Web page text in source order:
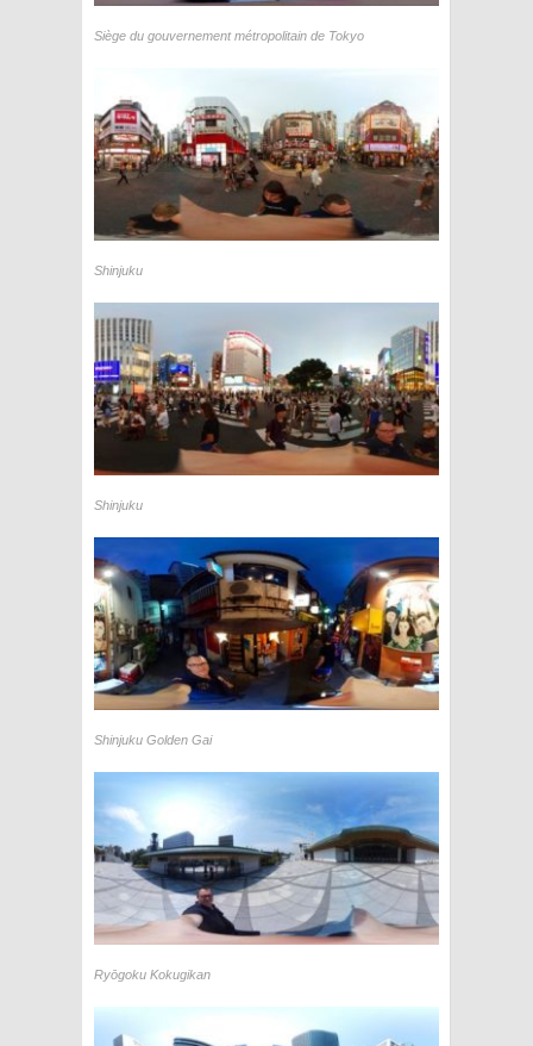
Siège du gouvernement métropolitain de Tokyo
Shinjuku
Shinjuku
Shinjuku Golden Gai
Ryōgoku Kokugikan